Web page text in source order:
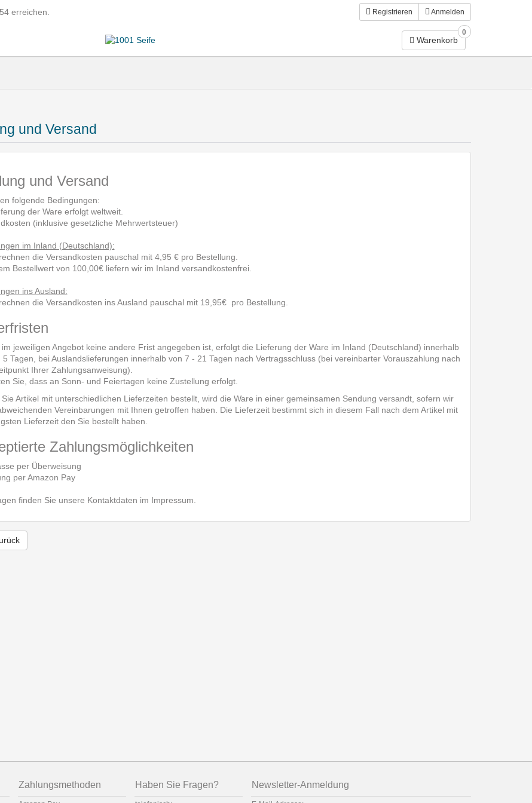
erreichen. Registrieren Anmelden
0
Warenkorb
und Versand
und Versand
folgende Bedingungen:
der Ware erfolgt weltweit.
(inklusive gesetzliche Mehrwertsteuer)
im Inland (Deutschland):
die Versandkosten pauschal mit 4,95 € pro Bestellung.
Bestellwert von 100,00€ liefern wir im Inland versandkostenfrei.
ins Ausland:
die Versandkosten ins Ausland pauschal mit 19,95€ pro Bestellung.
im jeweiligen Angebot keine andere Frist angegeben ist, erfolgt die Lieferung der Ware im Inland (Deutschland) innerhalb
5 Tagen, bei Auslandslieferungen innerhalb von 7 - 21 Tagen nach Vertragsschluss (bei vereinbarter Vorauszahlung nach
Ihrer Zahlungsanweisung).
Sie, dass an Sonn- und Feiertagen keine Zustellung erfolgt.
Sie Artikel mit unterschiedlichen Lieferzeiten bestellt, wird die Ware in einer gemeinsamen Sendung versandt, sofern wir
Vereinbarungen mit Ihnen getroffen haben. Die Lieferzeit bestimmt sich in diesem Fall nach dem Artikel mit
Lieferzeit den Sie bestellt haben.
Zahlungsmöglichkeiten
per Überweisung
per Amazon Pay
finden Sie unsere Kontaktdaten im Impressum.
Zahlungsmethoden Haben Sie Fragen? Newsletter-Anmeldung